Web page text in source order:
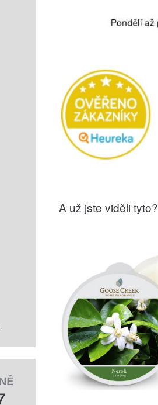
A už jste viděli tyto?